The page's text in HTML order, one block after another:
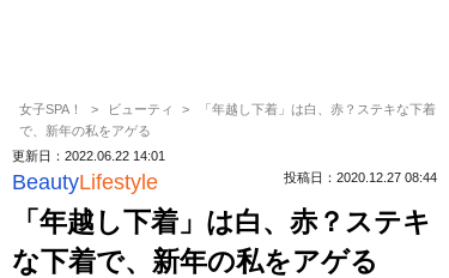
女子SPA！ ビューティ
「年越し下着」は白、赤？ステキな下着
で、新年の私をアゲる
更新日：2022.06.22 14:01
BeautyLifestyle 投稿日：2020.12.27 08:44
「年越し下着」は白、赤？ステキ
な下着で、新年の私をアゲる